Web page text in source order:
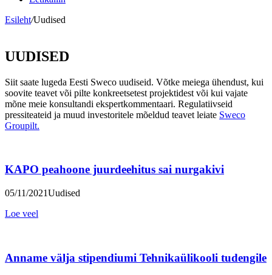
Esileht/Uudised
UUDISED
Siit saate lugeda Eesti Sweco uudiseid. Võtke meiega ühendust, kui
soovite teavet või pilte konkreetsetest projektidest või kui vajate
mõne meie konsultandi ekspertkommentaari. Regulatiivseid
pressiteateid ja muud investoritele mõeldud teavet leiate Sweco
Groupilt.
KAPO peahoone juurdeehitus sai nurgakivi
05/11/2021Uudised
Loe veel
Anname välja stipendiumi Tehnikaülikooli tudengile